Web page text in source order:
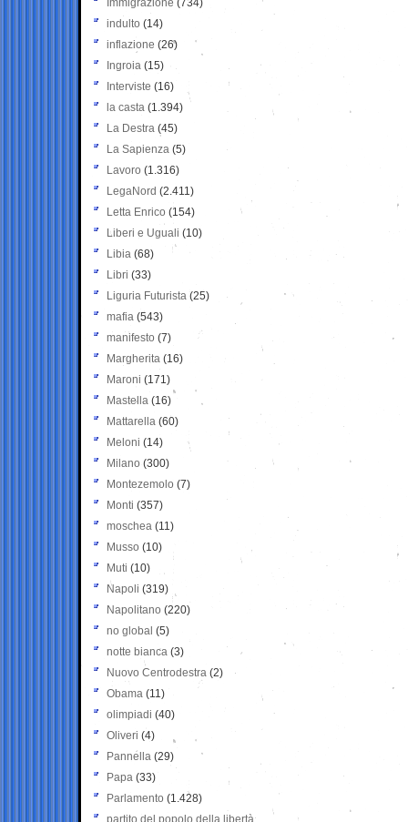
Immigrazione (734)
indulto (14)
inflazione (26)
Ingroia (15)
Interviste (16)
la casta (1.394)
La Destra (45)
La Sapienza (5)
Lavoro (1.316)
LegaNord (2.411)
Letta Enrico (154)
Liberi e Uguali (10)
Libia (68)
Libri (33)
Liguria Futurista (25)
mafia (543)
manifesto (7)
Margherita (16)
Maroni (171)
Mastella (16)
Mattarella (60)
Meloni (14)
Milano (300)
Montezemolo (7)
Monti (357)
moschea (11)
Musso (10)
Muti (10)
Napoli (319)
Napolitano (220)
no global (5)
notte bianca (3)
Nuovo Centrodestra (2)
Obama (11)
olimpiadi (40)
Oliveri (4)
Pannella (29)
Papa (33)
Parlamento (1.428)
partito del popolo della libertà